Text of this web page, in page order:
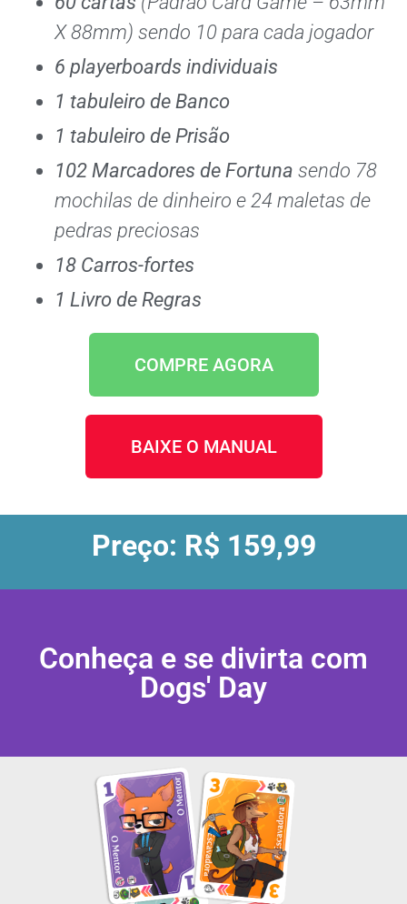
X 88mm) sendo 10 para cada jogador
6 playerboards individuais
1 tabuleiro de Banco
1 tabuleiro de Prisão
102 Marcadores de Fortuna sendo 78
mochilas de dinheiro e 24 maletas de
pedras preciosas
18 Carros-fortes
1 Livro de Regras
COMPRE AGORA
BAIXE O MANUAL
Preço: R$ 159,99
Conheça e se divirta com
Dogs' Day